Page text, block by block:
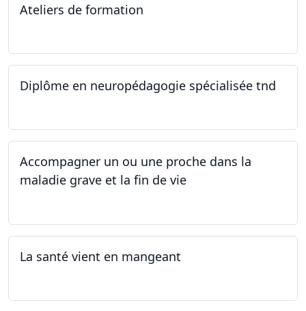
Ateliers de formation
Diplôme en neuropédagogie spécialisée tnd
Accompagner un ou une proche dans la
maladie grave et la fin de vie
La santé vient en mangeant